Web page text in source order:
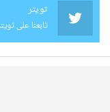
تويتر
تابعنا على